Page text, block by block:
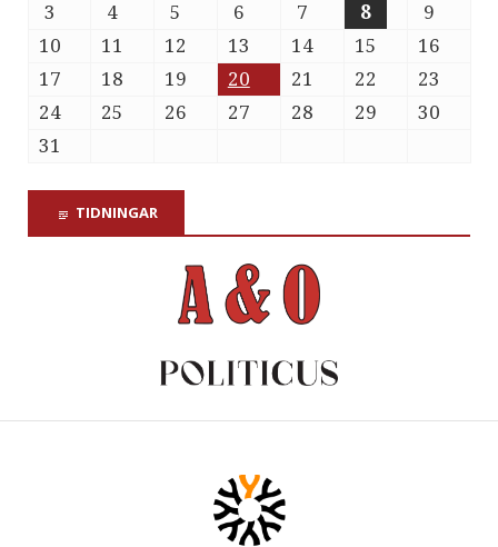
3
4 5 6 7 8
9
10
11 12 13 14 15
16
17
18 19 20 21 22
23
24
25 26 27 28 29
30
31
TIDNINGAR